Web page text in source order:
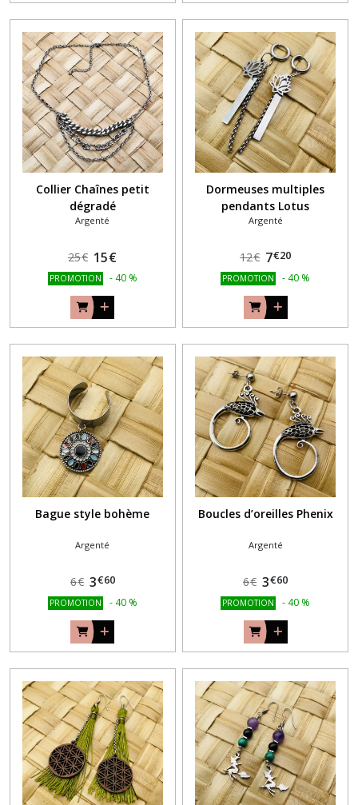
Collier Chaînes petit
dégradé
Argenté
25€ 15€
PROMOTION - 40 %
Dormeuses multiples
pendants Lotus
Argenté
12€ 7€20
PROMOTION - 40 %
Bague style bohème
Argenté
6€ 3€60
PROMOTION - 40 %
Boucles d’oreilles Phenix
Argenté
6€ 3€60
PROMOTION - 40 %